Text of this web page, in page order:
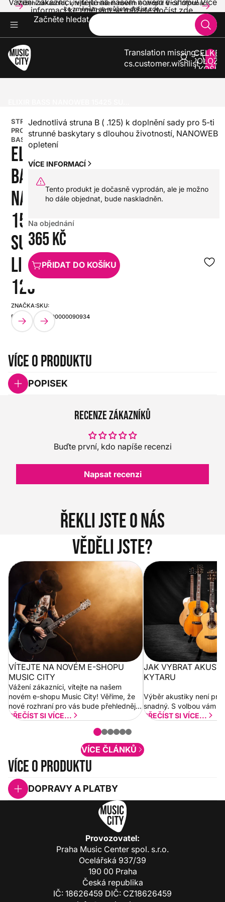
Vážení zákazníci, vítejte na našem novém e-shopu! Více informací
ke změnám se můžete dočíst zde.
Vážení zákazníci, vítejte na našem novém e-shopu! Více
informací ke změnám se můžete dočíst zde.
Začněte hledat
Translation missing:
cs.customer.wishlist
V
0
STRUNY
PRO
BASKYTARU
ELIXIR
BASS
NANOWEB
15425
SUPER
LIGHT B
125
ZNAČKA:
ELIXIR
SKU:
HX0000000090934
Jednotlivá struna B ( .125) k doplnění sady pro 5-ti
strunné baskytary s dlouhou životností, NANOWEB
opletení
VÍCE INFORMACÍ
Tento produkt je dočasně vyprodán, ale je možno
ho dále objednat, bude naskladněn.
Na objednání
365 Kč
PŘIDAT DO KOŠÍKU
Více o produktu
POPISEK
Recenze zákazníků
Buďte první, kdo napíše recenzi
Napsat recenzi
Řekli jste o nás
Věděli jste?
Vítejte na novém e-shopu Music
City
VÍTEJTE NA NOVÉM E-SHOPU
MUSIC CITY
Vážení zákazníci, vítejte na našem
novém e-shopu Music City! Věříme, že
nové rozhraní pro vás bude přehlednější
a rychlejší. Postupně budeme přidávat
PŘEČÍST SI VÍCE...
Jak vybrat
JAK VYBRAT
KYTARU
Výběr akustiky není pro
snadný. S volbou vám
PŘEČÍST SI VÍCE...
VÍCE ČLÁNKŮ
Více o produktu
DOPRAVY A PLATBY
Provozovatel:
Praha Music Center spol. s.r.o.
Ocelářská 937/39
190 00 Praha
Česká republika
IČ: 18626459 DIČ: CZ18626459